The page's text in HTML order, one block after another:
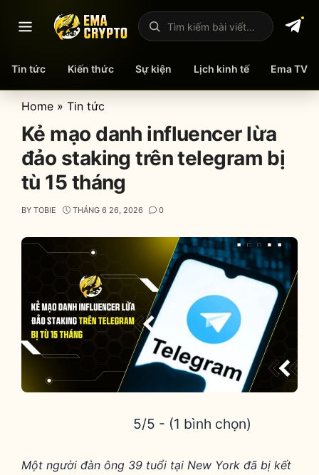
Mở menu
Tìm kiếm bài viết
Tin tức Kiến thức Sự kiện Lịch kinh tế Ema TV
Skip
content
Home » Tin tức
Kẻ mạo danh influencer lừa
đảo staking trên telegram bị
tù 15 tháng
BY TOBIE THÁNG 6 26, 2026 0
5/5 - (1 bình chọn)
Một người đàn ông 39 tuổi tại New York đã bị kết